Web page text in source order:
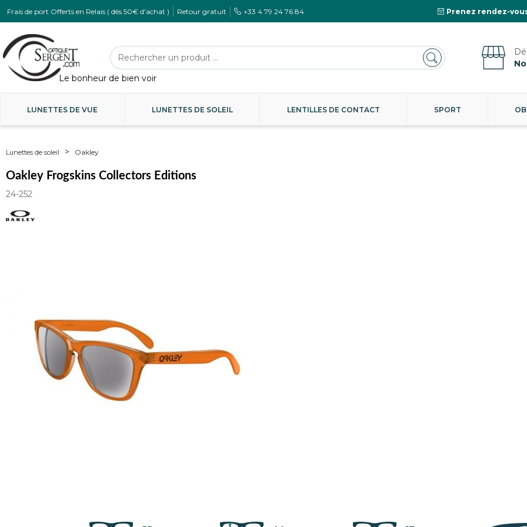
Frais de port Offerts en Relais ( dès 50€ d'achat ) Retour gratuit +33 4 79 24 76 84 Prenez rendez-
LUNETTES DE VUE LUNETTES DE SOLEIL LENTILLES DE CONTACT SPORT
Lunettes de soleil Oakley
Oakley Frogskins Collectors Editions
24-252